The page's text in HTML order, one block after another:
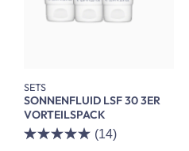
SETS
SONNENFLUID LSF 30 3ER
VORTEILSPACK
(14)